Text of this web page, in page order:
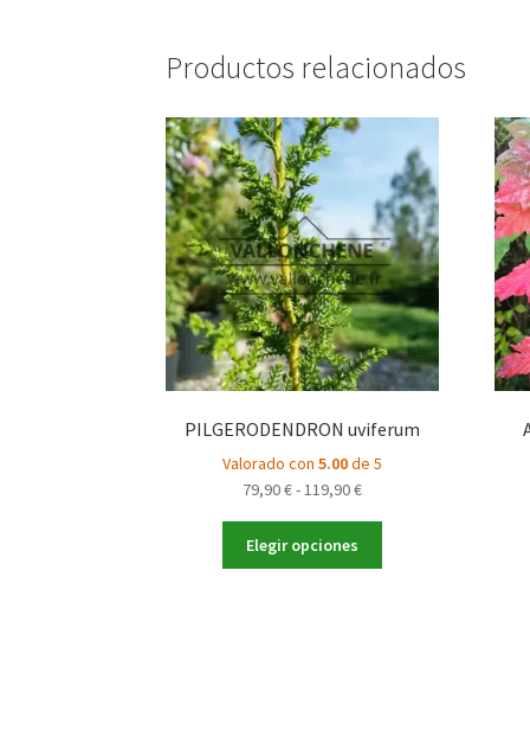
Productos relacionados
PILGERODENDRON uviferum
Valorado con5.00de 5
79,90€-119,90€Rango
desde
Elegir opciones